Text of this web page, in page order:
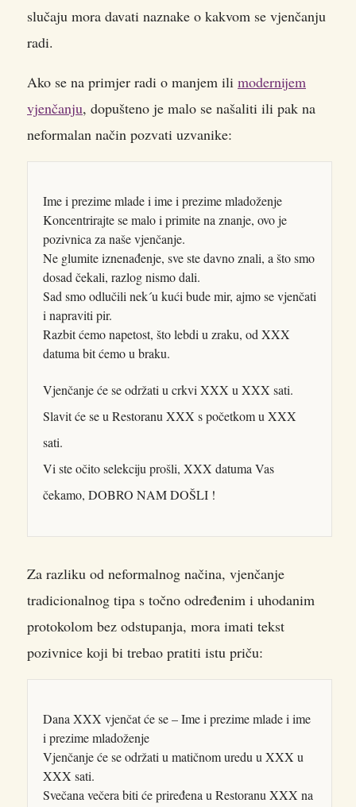
slučaju mora davati naznake o kakvom se vjenčanju
radi.
Ako se na primjer radi o manjem ili modernijem
vjenčanju, dopušteno je malo se našaliti ili pak na
neformalan način pozvati uzvanike:
Ime i prezime mlade i ime i prezime mladoženje
Koncentrirajte se malo i primite na znanje, ovo je
pozivnica za naše vjenčanje.
Ne glumite iznenađenje, sve ste davno znali, a što smo
dosad čekali, razlog nismo dali.
Sad smo odlučili nek´u kući bude mir, ajmo se vjenčati
i napraviti pir.
Razbit ćemo napetost, što lebdi u zraku, od XXX
datuma bit ćemo u braku.
Vjenčanje će se održati u crkvi XXX u XXX sati.
Slavit će se u Restoranu XXX s početkom u XXX
sati.
Vi ste očito selekciju prošli, XXX datuma Vas
čekamo, DOBRO NAM DOŠLI !
Za razliku od neformalnog načina, vjenčanje
tradicionalnog tipa s točno određenim i uhodanim
protokolom bez odstupanja, mora imati tekst
pozivnice koji bi trebao pratiti istu priču:
Dana XXX vjenčat će se – Ime i prezime mlade i ime
i prezime mladoženje
Vjenčanje će se održati u matičnom uredu u XXX u
XXX sati.
Svečana večera biti će priređena u Restoranu XXX na